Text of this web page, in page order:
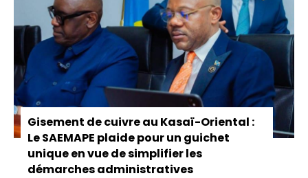
Gisement de cuivre au Kasaï-Oriental :
Le SAEMAPE plaide pour un guichet
unique en vue de simplifier les
démarches administratives